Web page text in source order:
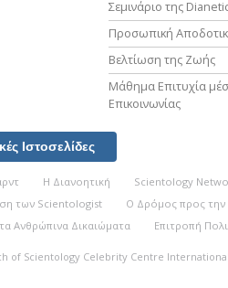
Σεμινάριο της
Προσωπική
Βελτίωση της Ζωής
Μάθημα Επιτυχία
Επικοινωνίας
Ιστοσελίδες
Η Διανοητική Scientology
των Scientologist
Ο Δρόμος προς την
Ανθρώπινα Δικαιώματα
Επιτροπή
of Scientology Celebrity Centre